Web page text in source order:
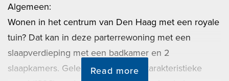
Algemeen:
Wonen in het centrum van Den Haag met een royale
tuin? Dat kan in deze parterrewoning met een
slaapverdieping met een badkamer en 2
slaapkamers. Gelegen achter een karakteristieke
Read more